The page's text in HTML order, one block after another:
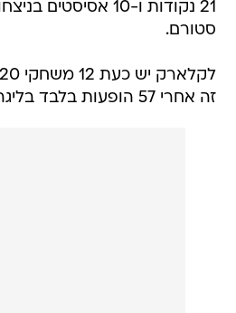
סטורם.
זה אחרי 57 הופעות בלבד בליגה.